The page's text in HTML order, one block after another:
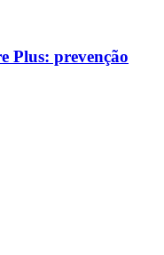
Plus: prevenção